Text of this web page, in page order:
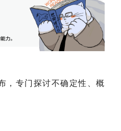
，专门探讨不确定性、概